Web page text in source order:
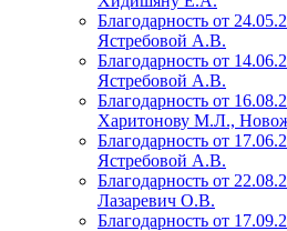
Благодарность от
Ястребовой А.В.
Благодарность от
Ястребовой А.В.
Благодарность от
Харитонову М.Л.,
Благодарность от
Ястребовой А.В.
Благодарность от
Лазаревич О.В.
Благодарность от